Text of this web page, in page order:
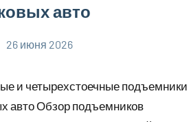
авто
26 июня 2026
и четырехстоечные подъемники
авто Обзор подъемников